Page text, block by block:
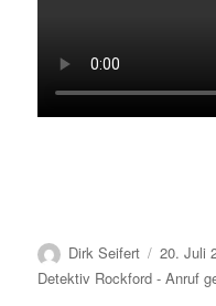
Autor
Dirk Seifert
am
20. Juli
Detektiv Rockford - Anruf